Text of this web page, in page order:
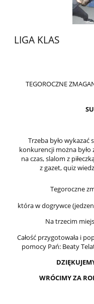
LIGA KLAS
TEGOROCZNE
Trzeba było wykazać
konkurencji można
na czas, slalom z
z gazet, quiz
Tegoroczne
która w dogrywce
Na trzecim
Całość przygotowała i
pomocy Pań: Beaty
WRÓCIMY ZA